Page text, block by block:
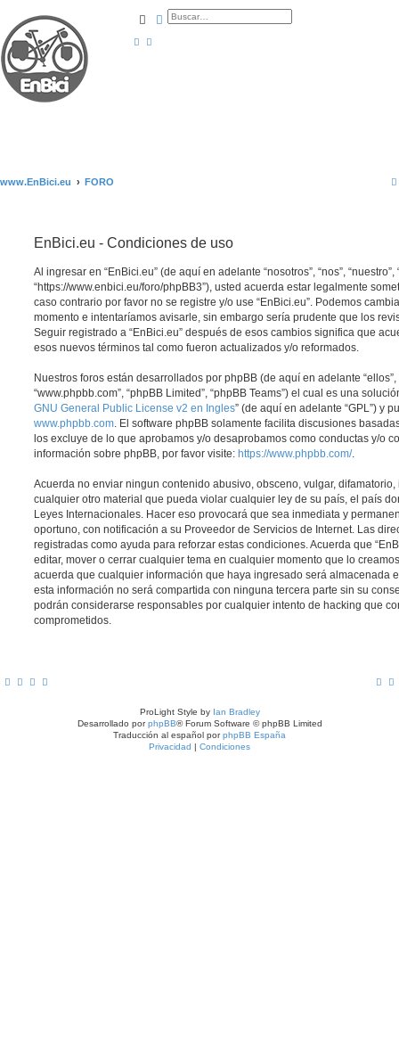
BuscarBúsqueda avanzada
www.EnBici.eu FORO
EnBici.eu - Condiciones de uso
Al ingresar en “EnBici.eu” (de aquí en adelante “nosotros”, “nos”, “nuestro”,
“https://www.enbici.eu/foro/phpBB3”), usted acuerda estar legalmente
caso contrario por favor no se registre y/o use “EnBici.eu”. Podemos
momento e intentaríamos avisarle, sin embargo sería prudente que los
Seguir registrado a “EnBici.eu” después de esos cambios significa que
esos nuevos términos tal como fueron actualizados y/o reformados.
Nuestros foros están desarrollados por phpBB (de aquí en adelante “ellos”,
“www.phpbb.com”, “phpBB Limited”, “phpBB Teams”) el cual es una
GNU General Public License v2 en Ingles” (de aquí en adelante “GPL”) y
www.phpbb.com. El software phpBB solamente facilita discusiones
los excluye de lo que aprobamos y/o desaprobamos como conductas y/o
información sobre phpBB, por favor visite: https://www.phpbb.com/.
Acuerda no enviar ningun contenido abusivo, obsceno, vulgar,
cualquier otro material que pueda violar cualquier ley de su país, el país
Leyes Internacionales. Hacer eso provocará que sea inmediata y
oportuno, con notificación a su Proveedor de Servicios de Internet. Las
registradas como ayuda para reforzar estas condiciones. Acuerda que
editar, mover o cerrar cualquier tema en cualquier momento que lo
acuerda que cualquier información que haya ingresado será almacenada
esta información no será compartida con ninguna tercera parte sin su
podrán considerarse responsables por cualquier intento de hacking que
comprometidos.
ProLight Style by Ian Bradley
Desarrollado porphpBB® Forum Software © phpBB Limited
Traducción al español porphpBB España
Privacidad | Condiciones